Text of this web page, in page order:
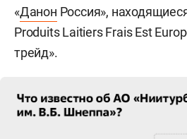
«Данон Россия»,
Produits Laitiers Frais Est
трейд».